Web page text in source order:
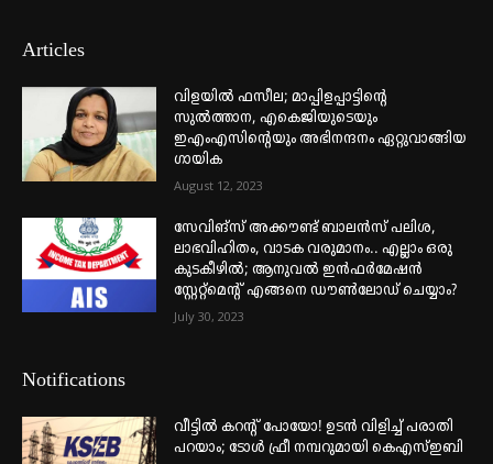
Articles
വിളയിൽ ഫസീല; മാപ്പിളപ്പാട്ടിന്റെ
സുൽത്താന, എകെജിയുടെയും
ഇഎംഎസിന്റെയും അഭിനന്ദനം ഏറ്റുവാങ്ങിയ
ഗായിക
August 12, 2023
സേവിങ്സ് അക്കൗണ്ട് ബാലൻസ് പലിശ,
ലാഭവിഹിതം, വാടക വരുമാനം.. എല്ലാം ഒരു
കുടകീഴിൽ; ആനുവൽ ഇൻഫർമേഷൻ
സ്റ്റേറ്റ്മെന്റ് എങ്ങനെ ഡൗൺലോഡ് ചെയ്യാം?
July 30, 2023
Notifications
വീട്ടില്‍ കറന്റ് പോയോ! ഉടന്‍ വിളിച്ച് പരാതി
പറയാം; ടോള്‍ ഫ്രീ നമ്പറുമായി കെഎസ്ഇബി